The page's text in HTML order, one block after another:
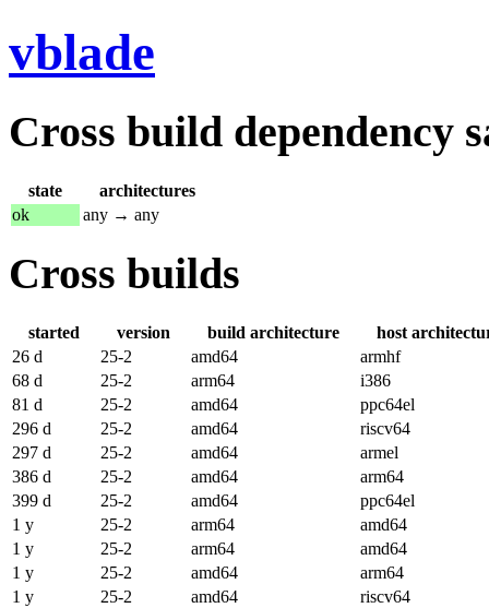
vblade
Cross build dependency
state
architectures
ok
any → any
Cross builds
started version build architecture
host
26 d
25-2 amd64
armhf
68 d
25-2 arm64
i386
81 d
25-2 amd64
ppc64el
296 d
25-2 amd64
riscv64
297 d
25-2 amd64
armel
386 d
25-2 amd64
arm64
399 d
25-2 amd64
ppc64el
1 y
25-2 arm64
amd64
1 y
25-2 arm64
amd64
1 y
25-2 amd64
arm64
1 y
25-2 amd64
riscv64